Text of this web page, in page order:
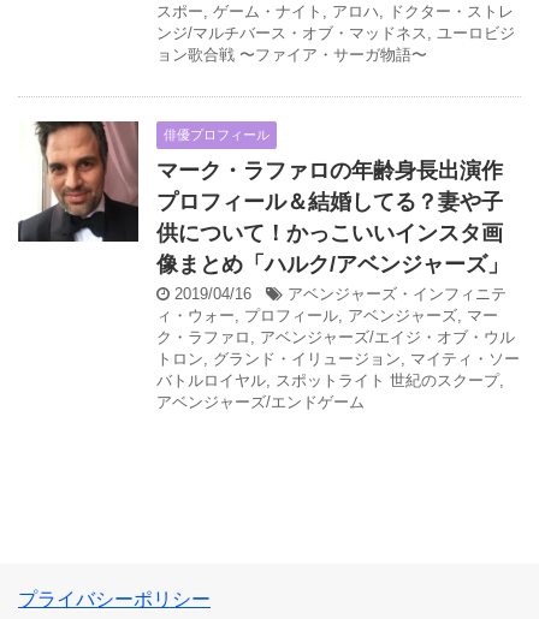
スポー ゲーム・ナイト アロハ
ドクター・ストレ
ンジ/マルチバース・オブ・マッドネス
ユーロビジ
ョン歌合戦 〜ファイア・サーガ物語〜
俳優プロフィール
マーク・ラファロの年齢身長出演作
プロフィール＆結婚してる？妻や子
供について！かっこいいインスタ画
像まとめ「ハルク/アベンジャーズ」
2019/04/16
アベンジャーズ・インフィニテ
ィ・ウォー
プロフィール アベンジャーズ マー
ク・ラファロ
アベンジャーズ/エイジ・オブ・ウル
トロン
グランド・イリュージョン
マイティ・ソー
バトルロイヤル
スポットライト 世紀のスクープ,
アベンジャーズ/エンドゲーム
プライバシーポリシー